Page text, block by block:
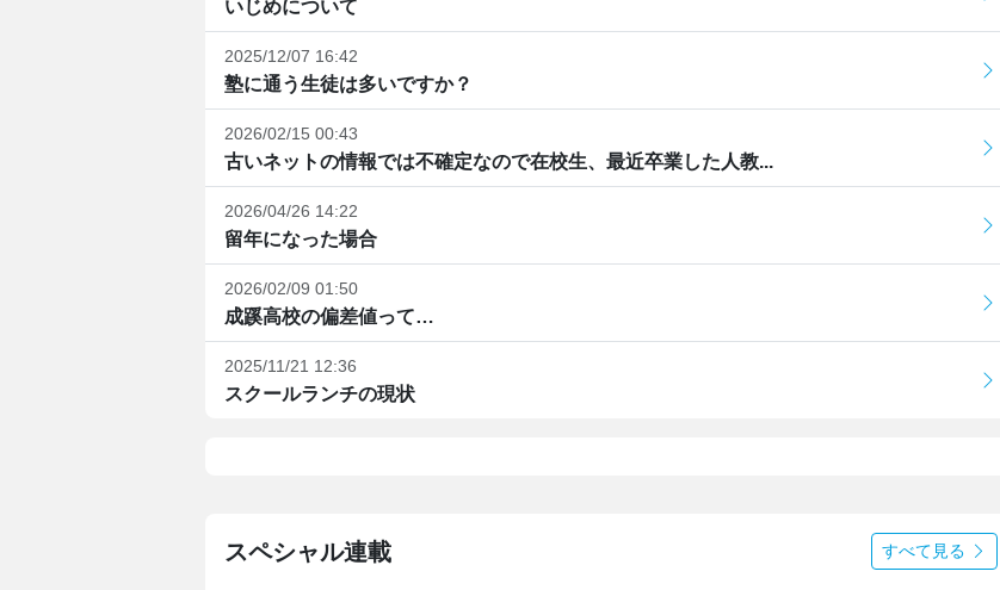
いじめについて
2025/12/07 16:42
塾に通う生徒は多いですか？
2026/02/15 00:43
古いネットの情報では不確定なので在校生、最近卒業した人教...
2026/04/26 14:22
留年になった場合
2026/02/09 01:50
成蹊高校の偏差値って…
2025/11/21 12:36
スクールランチの現状
スペシャル連載 すべて見る